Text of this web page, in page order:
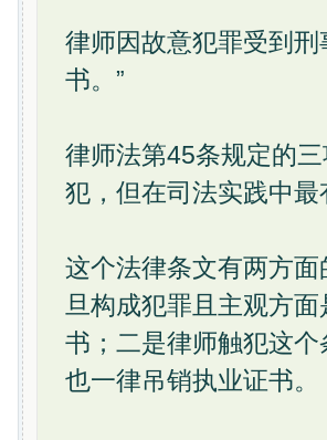
律师因故意犯罪受到
书。”
律师法第45条规定的
犯，但在司法实践中
这个法律条文有两方
旦构成犯罪且主观方
书；二是律师触犯这
也一律吊销执业证书。